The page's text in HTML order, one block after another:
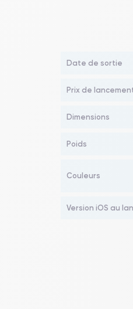
Date de sortie
Prix de
Dimensions
Poids
Couleurs
Version iOS au